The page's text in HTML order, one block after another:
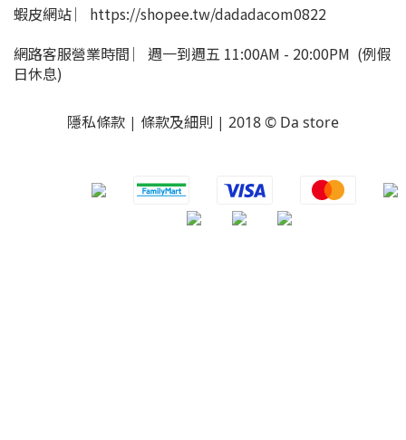
蝦皮網站 ︳https://shopee.tw/dadadacom0822
網路客服營業時間 ︳週一到週五 11:00AM - 20:00PM (例假
日休息)
隱私條款 | 條款及細則 | 2018 © Da store